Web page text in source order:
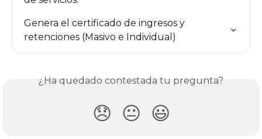
Genera el certificado de ingresos y
retenciones (Masivo e Individual)
¿Ha quedado contestada tu pregunta?
😞 😐 😃